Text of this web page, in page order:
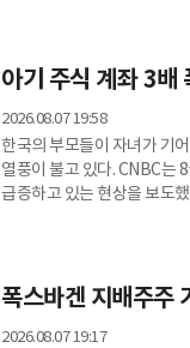
변동금리 주담대 신규 취급
효율적으로 관리하고 실수
아기 주식 계좌 3
2026.08.07 19:58
한국의 부모들이 자녀가 기
열풍이 불고 있다. CNBC는
급증하고 있는 현상을 보도
신규 계좌 수도 중복을 제외
폭스바겐 지배주주
2026.08.07 19:17